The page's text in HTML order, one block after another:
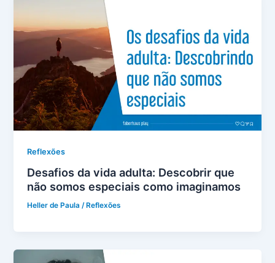
Reflexões
Desafios da vida adulta: Descobrir que
não somos especiais como imaginamos
Heller de Paula/ Reflexões